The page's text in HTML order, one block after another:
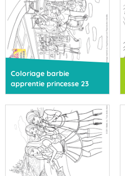
Coloriage barbie
apprentie princesse 23